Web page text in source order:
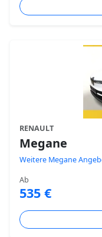
RENAULT
Megane
Weitere Megane
Ab
535 €